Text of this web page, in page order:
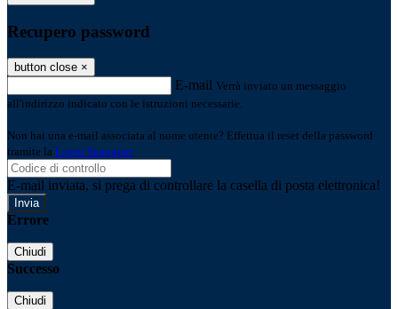
Recupero password
button close ×
E-mail Verrà inviato un messaggio
all'indirizzo indicato con le istruzioni necessarie.
Non hai una e-mail associata al nome utente? Effettua il reset della password
tramite la Login Spaggiari
E-mail inviata, si prega di controllare la casella di posta elettronica!
Errore
Chiudi
Successo
Chiudi